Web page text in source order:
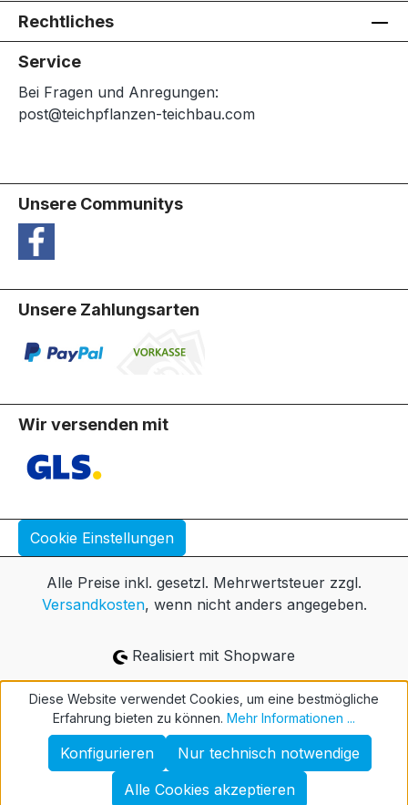
Rechtliches
Service
Bei Fragen und Anregungen:
post@teichpflanzen-teichbau.com
Unsere Communitys
Unsere Zahlungsarten
Wir versenden mit
Cookie Einstellungen
Alle Preise inkl. gesetzl. Mehrwertsteuer zzgl.
Versandkosten, wenn nicht anders angegeben.
Realisiert mit Shopware
Diese Website verwendet Cookies, um eine bestmögliche
Erfahrung bieten zu können. Mehr Informationen ...
Nur technisch notwendige
Konfigurieren
Alle Cookies akzeptieren